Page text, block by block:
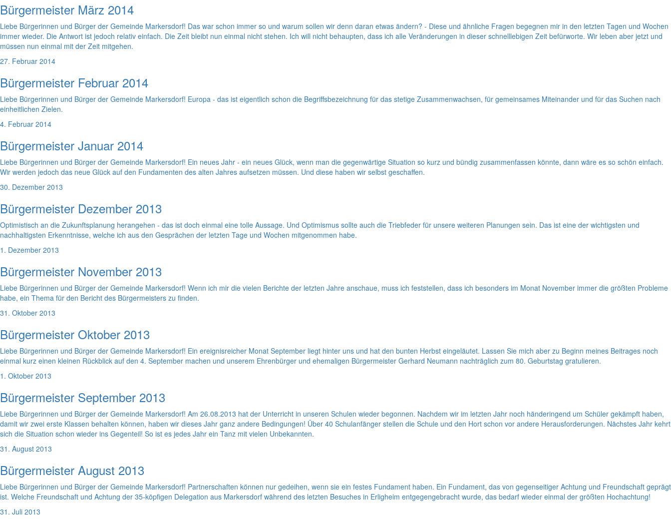
Bürgermeister März 2014
Liebe Bürgerinnen und Bürger der Gemeinde Markersdorf! Das war schon immer so und warum sollen wir denn daran etwas ändern? - Diese und ähnliche Fragen begegnen mir in den letzten Tagen und Wochen
immer wieder. Die Antwort ist jedoch relativ einfach. Die Zeit bleibt nun einmal nicht stehen. Ich will nicht behaupten, dass ich alle Veränderungen in dieser schnelllebigen Zeit befürworte. Wir leben aber jetzt und
müssen nun einmal mit der Zeit mitgehen.
27. Februar 2014
Bürgermeister Februar 2014
Liebe Bürgerinnen und Bürger der Gemeinde Markersdorf! Europa - das ist eigentlich schon die Begriffsbezeichnung für das stetige Zusammenwachsen, für gemeinsames Miteinander und für das Suchen nach
einheitlichen Zielen.
4. Februar 2014
Bürgermeister Januar 2014
Liebe Bürgerinnen und Bürger der Gemeinde Markersdorf! Ein neues Jahr - ein neues Glück, wenn man die gegenwärtige Situation so kurz und bündig zusammenfassen könnte, dann wäre es so schön einfach.
Wir werden jedoch das neue Glück auf den Fundamenten des alten Jahres aufsetzen müssen. Und diese haben wir selbst geschaffen.
30. Dezember 2013
Bürgermeister Dezember 2013
Optimistisch an die Zukunftsplanung herangehen - das ist doch einmal eine tolle Aussage. Und Optimismus sollte auch die Triebfeder für unsere weiteren Planungen sein. Das ist eine der wichtigsten und
nachhaltigsten Erkenntnisse, welche ich aus den Gesprächen der letzten Tage und Wochen mitgenommen habe.
1. Dezember 2013
Bürgermeister November 2013
Liebe Bürgerinnen und Bürger der Gemeinde Markersdorf! Wenn ich mir die vielen Berichte der letzten Jahre anschaue, muss ich feststellen, dass ich besonders im Monat November immer die größten Probleme
habe, ein Thema für den Bericht des Bürgermeisters zu finden.
31. Oktober 2013
Bürgermeister Oktober 2013
Liebe Bürgerinnen und Bürger der Gemeinde Markersdorf! Ein ereignisreicher Monat September liegt hinter uns und hat den bunten Herbst eingeläutet. Lassen Sie mich aber zu Beginn meines Beitrages noch
einmal kurz einen kleinen Rückblick auf den 4. September machen und unserem Ehrenbürger und ehemaligen Bürgermeister Gerhard Neumann nachträglich zum 80. Geburtstag gratulieren.
1. Oktober 2013
Bürgermeister September 2013
Liebe Bürgerinnen und Bürger der Gemeinde Markersdorf! Am 26.08.2013 hat der Unterricht in unseren Schulen wieder begonnen. Nachdem wir im letzten Jahr noch händeringend um Schüler gekämpft haben,
damit wir zwei erste Klassen behalten können, haben wir dieses Jahr ganz andere Bedingungen! Über 40 Schulanfänger stellen die Schule und den Hort schon vor andere Herausforderungen. Nächstes Jahr kehrt
sich die Situation schon wieder ins Gegenteil! So ist es jedes Jahr ein Tanz mit vielen Unbekannten.
31. August 2013
Bürgermeister August 2013
Liebe Bürgerinnen und Bürger der Gemeinde Markersdorf! Partnerschaften können nur gedeihen, wenn sie ein festes Fundament haben. Ein Fundament, das von gegenseitiger Achtung und Freundschaft geprägt
ist. Welche Freundschaft und Achtung der 35-köpfigen Delegation aus Markersdorf während des letzten Besuches in Erligheim entgegengebracht wurde, das bedarf wieder einmal der größten Hochachtung!
31. Juli 2013